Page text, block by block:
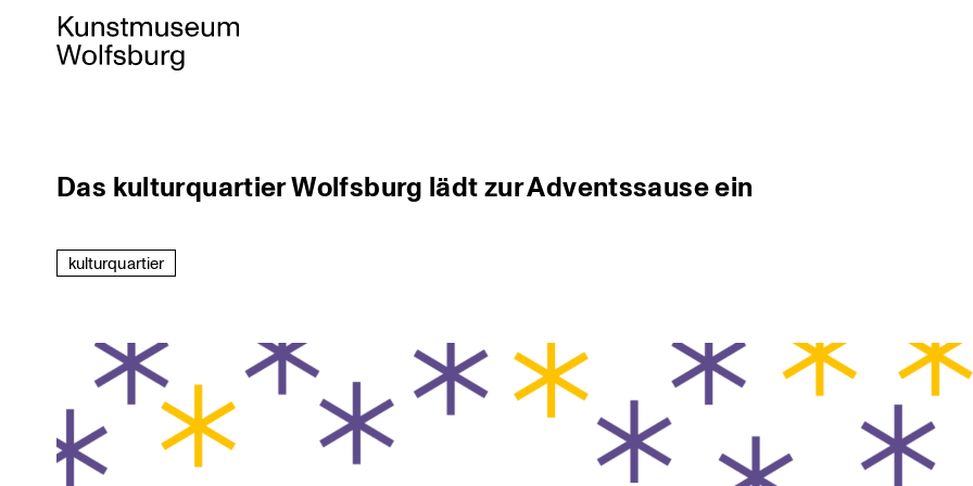
content
Das kulturquartier Wolfsburg lädt zur Adventssause ein
kulturquartier